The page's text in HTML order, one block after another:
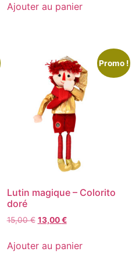
Ajouter au panier
Promo !
Lutin magique – Colorito
doré
15,00€ 13,00€
Ajouter au panier